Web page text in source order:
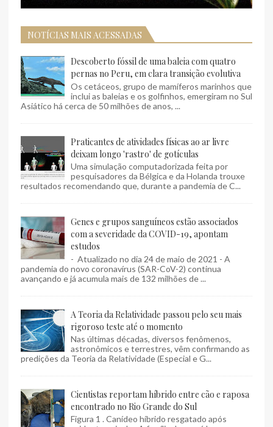
NOTÍCIAS MAIS ACESSADAS
Descoberto fóssil de uma baleia com quatro
pernas no Peru, em clara transição evolutiva
Os cetáceos, grupo de mamíferos marinhos que
inclui as baleias e os golfinhos, emergiram no Sul
Asiático há cerca de 50 milhões de anos, ...
Praticantes de atividades físicas ao ar livre
deixam longo 'rastro' de gotículas
Uma simulação computadorizada feita por
pesquisadores da Bélgica e da Holanda trouxe
resultados recomendando que, durante a pandemia de C...
Genes e grupos sanguíneos estão associados
com a severidade da COVID-19, apontam
estudos
- Atualizado no dia 24 de maio de 2021 - A
pandemia do novo coronavírus (SAR-CoV-2) continua
avançando e já acumula mais de 132 milhões de ...
A Teoria da Relatividade passou pelo seu mais
rigoroso teste até o momento
Nas últimas décadas, diversos fenômenos,
astronômicos e terrestres, vêm confirmando as
predições da Teoria da Relatividade (Especial e G...
Cientistas reportam híbrido entre cão e raposa
encontrado no Rio Grande do Sul
Figura 1 . Canídeo híbrido resgatado após